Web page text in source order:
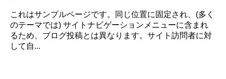
これはサンプルページです。同じ位置に固定され、(多く
のテーマでは) サイトナビゲーションメニューに含まれ
るため、ブログ投稿とは異なります。サイト訪問者に対
して自...